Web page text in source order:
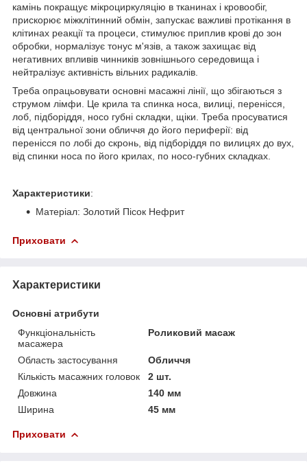
камінь покращує мікроциркуляцію в тканинах і кровообіг,
прискорює міжклітинний обмін, запускає важливі протікання в
клітинах реакції та процеси, стимулює приплив крові до зон
обробки, нормалізує тонус м'язів, а також захищає від
негативних впливів чинників зовнішнього середовища і
нейтралізує активність вільних радикалів.
Треба опрацьовувати основні масажні лінії, що збігаються з
струмом лімфи. Це крила та спинка носа, вилиці, перенісся,
лоб, підборіддя, носо губні складки, щіки. Треба просуватися
від центральної зони обличчя до його периферії: від
перенісся по лобі до скронь, від підборіддя по вилицях до вух,
від спинки носа по його крилах, по носо-губних складках.
Характеристики:
Матеріал: Золотий Пісок Нефрит
Приховати
Характеристики
Основні атрибути
Функціональність
масажера
Роликовий масаж
Область застосування
Обличчя
Кількість масажних головок
2 шт.
Довжина
140 мм
Ширина
45 мм
Приховати